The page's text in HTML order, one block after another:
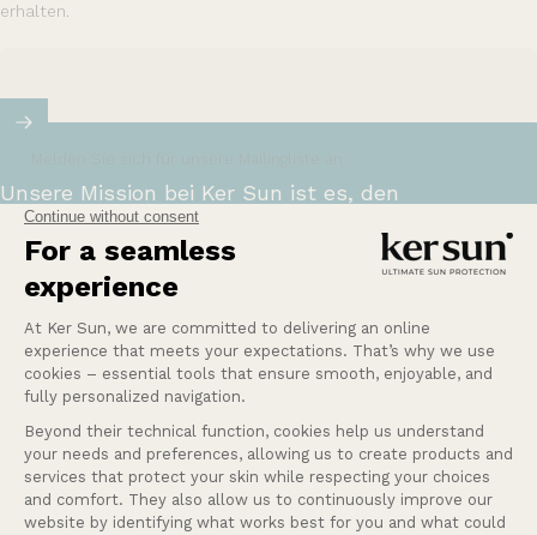
erhalten.
Unsere Mission bei Ker Sun ist es, den
empfindlichsten oder sonnenempfindlichsten
Menschen Sicherheit und Ruhe zu bieten.
Mehr erfahren
Eine Frage?
Firma